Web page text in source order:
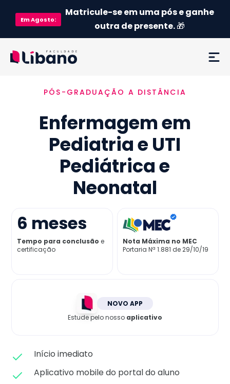
EmAgosto:
Matricule-se em uma pós e ganhe
outra de presente.🎁
Ementa
Como funciona
Credenciamento MEC
Matricule-se
PÓS-GRADUAÇÃO A DISTÂNCIA
Enfermagem em
Pediatria e UTI
Pediátrica e
Neonatal
6 meses
Tempo para conclusão e
certificação
Nota Máxima no MEC
Portaria Nª 1.881 de 29/10/19
NOVO APP
Estude pelo nosso aplicativo
Início imediato
Aplicativo mobile do portal do aluno